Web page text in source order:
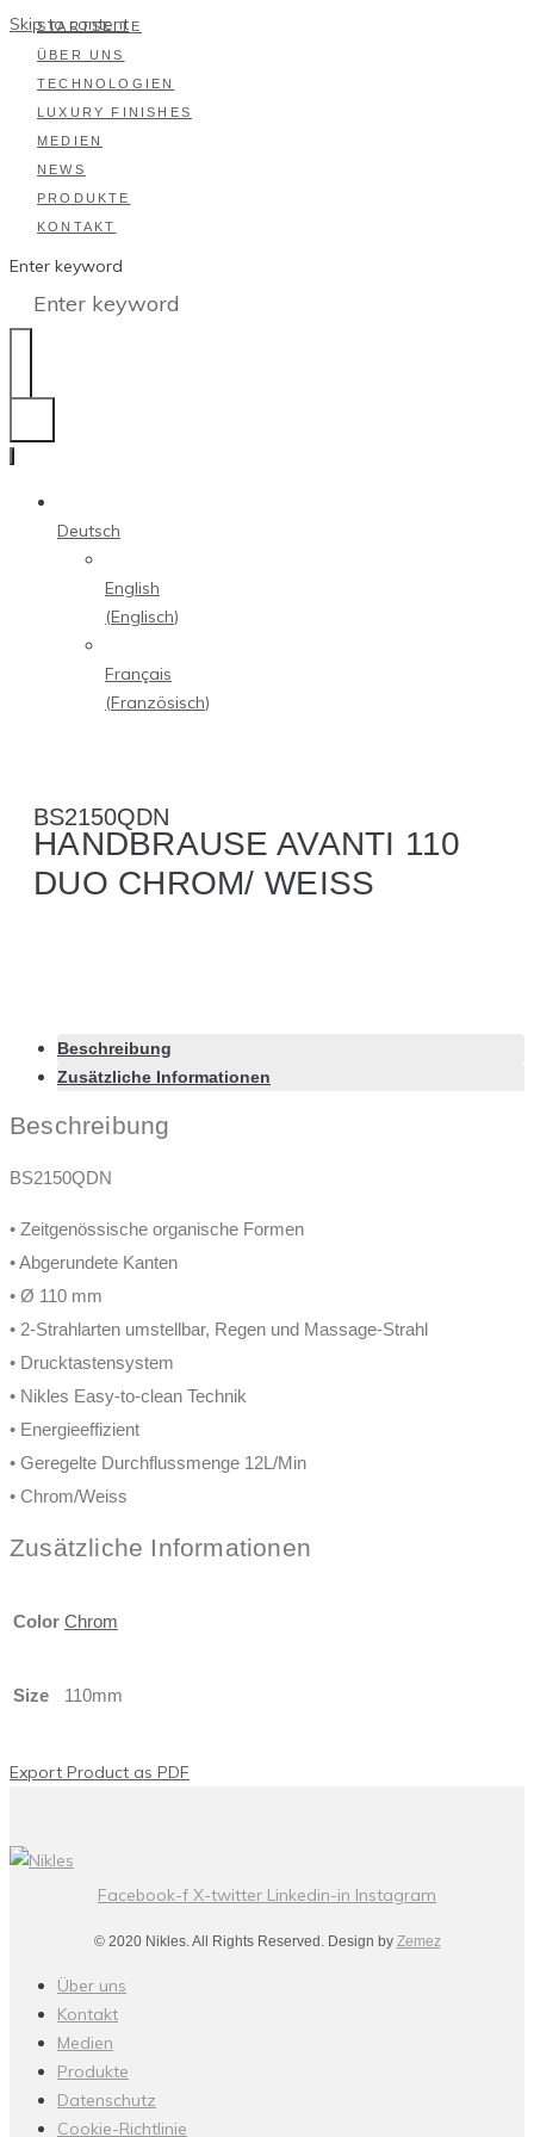
Skip to content
STARTSEITE
ÜBER UNS
TECHNOLOGIEN
LUXURY FINISHES
MEDIEN
NEWS
PRODUKTE
KONTAKT
Enter keyword
Deutsch
English
(Englisch)
Français
(Französisch)
BS2150QDN
HANDBRAUSE AVANTI 110
DUO CHROM/ WEISS
Beschreibung
Zusätzliche Informationen
Beschreibung
BS2150QDN
• Zeitgenössische organische Formen
• Abgerundete Kanten
• Ø 110 mm
• 2-Strahlarten umstellbar, Regen und Massage-Strahl
• Drucktastensystem
• Nikles Easy-to-clean Technik
• Energieeffizient
• Geregelte Durchflussmenge 12L/Min
• Chrom/Weiss
Zusätzliche Informationen
Color Chrom
Size 110mm
Export Product as PDF
Facebook-f X-twitter Linkedin-in Instagram
© 2020 Nikles. All Rights Reserved. Design by Zemez
Über uns
Kontakt
Medien
Produkte
Datenschutz
Cookie-Richtlinie